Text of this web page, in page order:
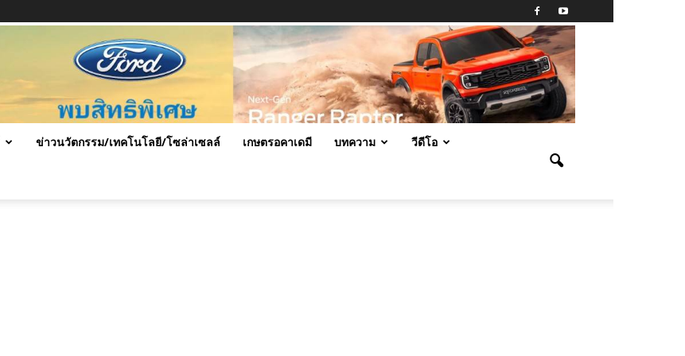
ข่าวนวัตกรรม/เทคโนโลยี/โซล่าเซลล์ เกษตรอคาเดมี บทความ วีดีโอ